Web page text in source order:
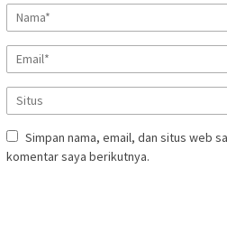
Simpan nama, email, dan situs web
komentar saya berikutnya.